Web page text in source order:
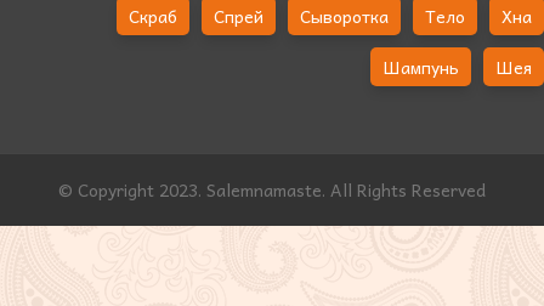
Скраб
Спрей Сыворотка Тело
Хна
Шампунь
Шея
© Copyright 2023. Salemnamaste. All Rights Reserved